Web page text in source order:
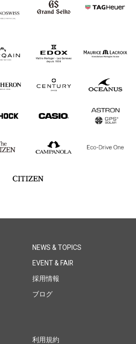
NEWS & TOPICS
EVENT & FAIR
採用情報
ブログ
利用規約